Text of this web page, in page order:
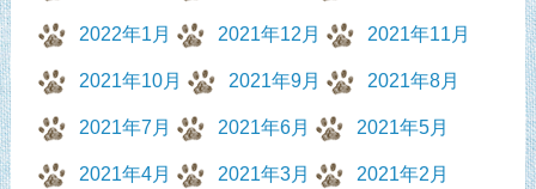
2022年1月 2021年12月 2021年11月
2021年10月 2021年9月 2021年8月
2021年7月 2021年6月 2021年5月
2021年4月 2021年3月 2021年2月